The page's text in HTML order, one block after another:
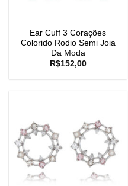
Ear Cuff 3 Corações
Colorido Rodio Semi Joia
Da Moda
R$152,00